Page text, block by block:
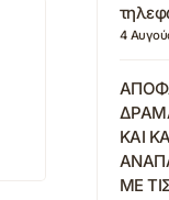
4
ΚΑΙ
ΜΕ